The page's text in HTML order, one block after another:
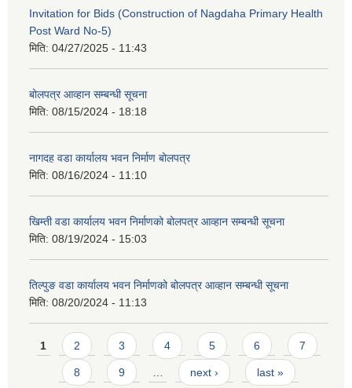
Invitation for Bids (Construction of Nagdaha Primary Health
Post Ward No-5)
मिति: 04/27/2025 - 11:43
बोलपत्र आव्हान सम्बन्धी सूचना
मिति: 08/15/2024 - 18:18
नागदह वडा कार्यालय भवन निर्माण बोलपत्र
मिति: 08/16/2024 - 11:10
खिम्ती वडा कार्यालय भवन निर्माणको बोलपत्र आव्हान सम्बन्धी सूचना
मिति: 08/19/2024 - 15:03
तिल्पुङ वडा कार्यालय भवन निर्माणको बोलपत्र आव्हान सम्बन्धी सूचना
मिति: 08/20/2024 - 11:13
Pages
1 2 3 4 5 6 7
8 9 next › last »